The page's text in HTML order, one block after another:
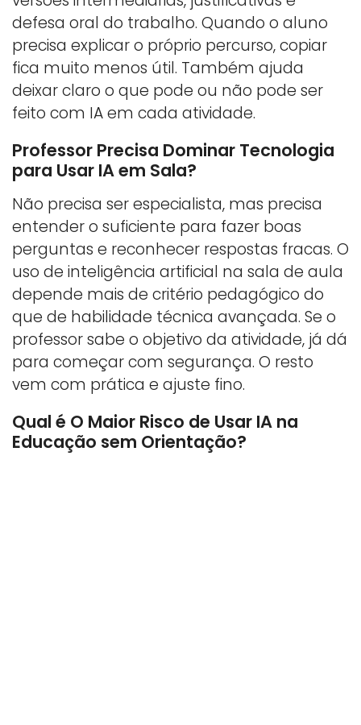
defesa oral do trabalho. Quando o aluno
precisa explicar o próprio percurso, copiar
fica muito menos útil. Também ajuda
deixar claro o que pode ou não pode ser
feito com IA em cada atividade.
Professor Precisa Dominar Tecnologia
para Usar IA em Sala?
Não precisa ser especialista, mas precisa
entender o suficiente para fazer boas
perguntas e reconhecer respostas fracas. O
uso de inteligência artificial na sala de aula
depende mais de critério pedagógico do
que de habilidade técnica avançada. Se o
professor sabe o objetivo da atividade, já dá
para começar com segurança. O resto
vem com prática e ajuste fino.
Qual é O Maior Risco de Usar IA na
Educação sem Orientação?